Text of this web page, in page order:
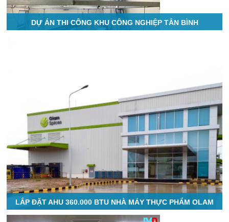
DỰ ÁN THI CÔNG KHU CÔNG NGHIỆP TÂN BÌNH
LẮP ĐẶT AHU 360.000 BTU NHÀ MÁY THỰC PHẨM OLAM